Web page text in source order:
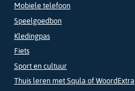
Mobiele telefoon
Speelgoedbon
Kledingpas
Fiets
Sport en cultuur
Thuis leren met Squla of WoordExtra